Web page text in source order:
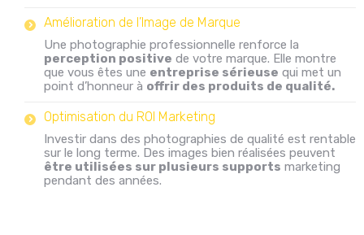
Amélioration de l’Image de Marque
Une photographie professionnelle renforce la
perception positive de votre marque. Elle montre
que vous êtes une entreprise sérieuse qui met un
point d’honneur à offrir des produits de qualité.
Optimisation du ROI Marketing
Investir dans des photographies de qualité est rentable
sur le long terme. Des images bien réalisées peuvent
être utilisées sur plusieurs supports marketing
pendant des années.